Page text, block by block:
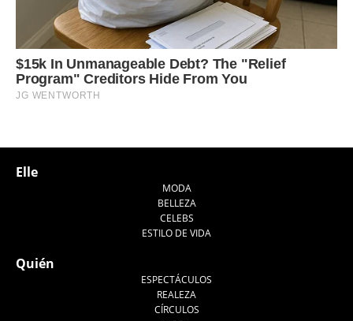
Elle
MODA
BELLEZA
CELEBS
ESTILO DE VIDA
Quién
ESPECTÁCULOS
REALEZA
CÍRCULOS